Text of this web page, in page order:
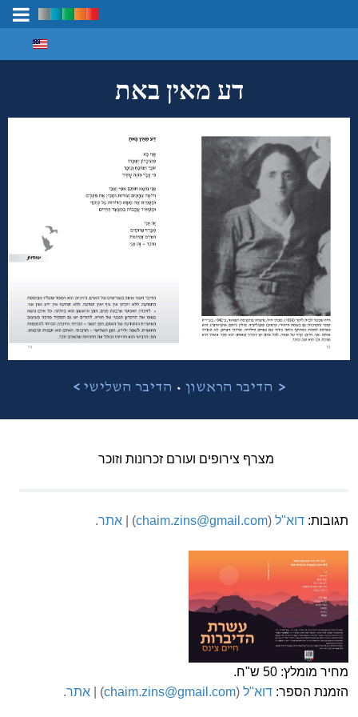
דע מאין באת
< הדיבר הראשון • הדיבר השלישי >
מצרף צירופים ועורם זכרונות וזוכר
תגובות: דוא"ל (
chaim.zins@gmail.com
) | אתר.
מחיר מומלץ: 50 ש"ח.
הזמנת הספר: דוא"ל (
chaim.zins@gmail.com
) | אתר.